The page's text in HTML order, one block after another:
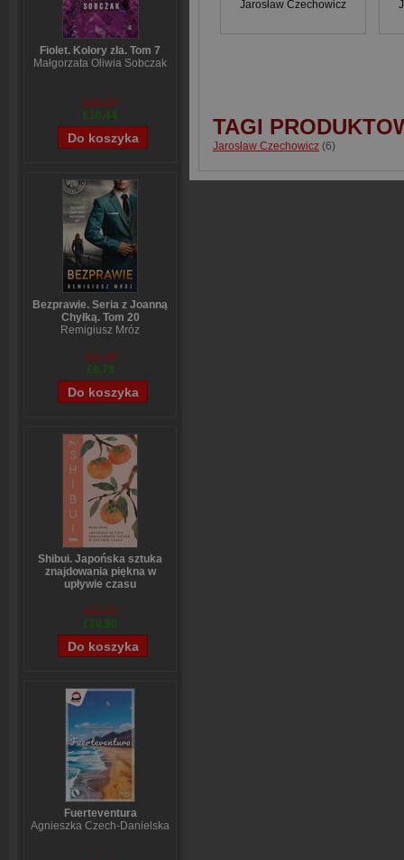
Fiolet. Kolory zła. Tom 7
Małgorzata Oliwia Sobczak
£13,00
£10,44
Bezprawie. Seria z Joanną
Chyłką. Tom 20
Remigiusz Mróz
£11,49
£8,78
Shibui. Japońska sztuka
znajdowania piękna w
upływie czasu
£12,79
£10,90
Fuerteventura
Agnieszka Czech-Danielska
Jarosław Czechowicz
TAGI
Jarosław Czechowicz (6)